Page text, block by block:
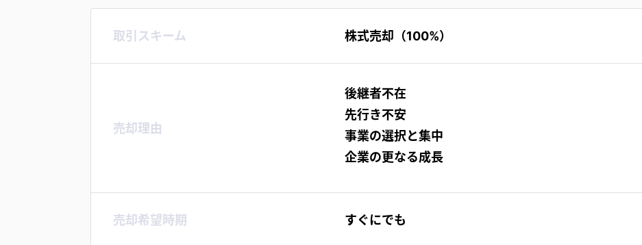
取引スキーム 株式売却（100%）
売却理由
後継者不在
先行き不安
事業の選択と集中
企業の更なる成長
売却希望時期 すぐにでも